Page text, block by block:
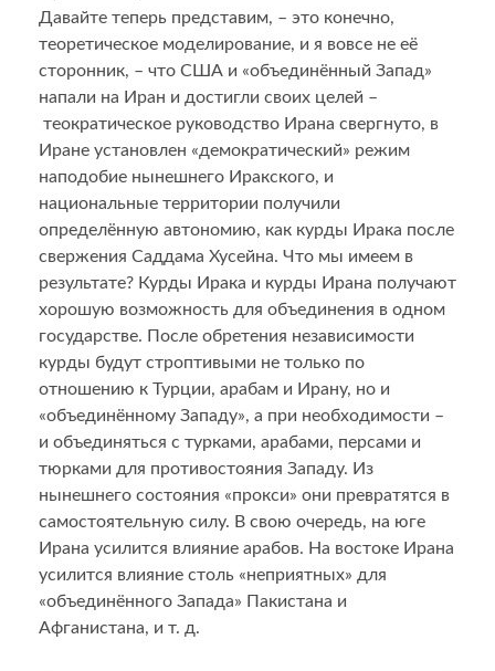
Давайте теперь представим, – это конечно,
теоретическое моделирование, и я вовсе не её
сторонник, – что США и «объединённый Запад»
напали на Иран и достигли своих целей –
теократическое руководство Ирана свергнуто, в
Иране установлен «демократический» режим
наподобие нынешнего Иракского, и
национальные территории получили
определённую автономию, как курды Ирака после
свержения Саддама Хусейна. Что мы имеем в
результате? Курды Ирака и курды Ирана получают
хорошую возможность для объединения в одном
государстве. После обретения независимости
курды будут строптивыми не только по
отношению к Турции, арабам и Ирану, но и
«объединённому Западу», а при необходимости –
и объединяться с турками, арабами, персами и
тюрками для противостояния Западу. Из
нынешнего состояния «прокси» они превратятся в
самостоятельную силу. В свою очередь, на юге
Ирана усилится влияние арабов. На востоке Ирана
усилится влияние столь «неприятных» для
«объединённого Запада» Пакистана и
Афганистана, и т. д.